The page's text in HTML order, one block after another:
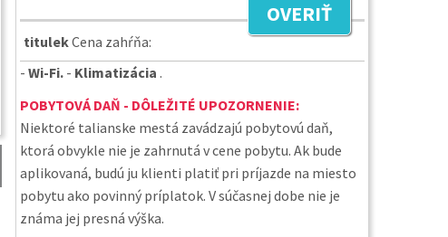
OVERIŤ
titulekCena zahŕňa:
- Wi-Fi. - Klimatizácia .
POBYTOVÁ DAŇ - DÔLEŽITÉ UPOZORNENIE:
Niektoré talianske mestá zavádzajú pobytovú daň,
ktorá obvykle nie je zahrnutá v cene pobytu. Ak bude
aplikovaná, budú ju klienti platiť pri príjazde na miesto
pobytu ako povinný príplatok. V súčasnej dobe nie je
známa jej presná výška.